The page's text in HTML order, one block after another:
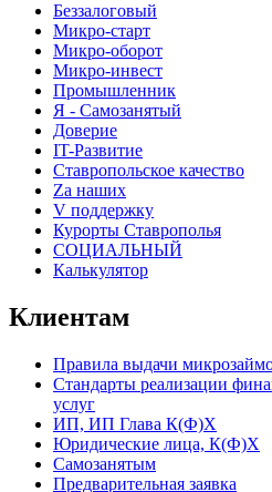
Беззалоговый
Микро-старт
Микро-оборот
Микро-инвест
Промышленник
Я - Самозанятый
Доверие
IT-Развитие
Ставропольское качество
Za наших
V поддержку
Курорты Ставрополья
СОЦИАЛЬНЫЙ
Калькулятор
Клиентам
Правила выдачи
Стандарты реализации
услуг
ИП, ИП Глава К(Ф)Х
Юридические лица, К(Ф)Х
Самозанятым
Предварительная заявка